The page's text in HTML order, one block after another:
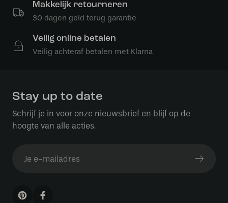
Makkelijk retourneren
30 dagen geld terug garantie
Veilig online betalen
Veilig achteraf betalen met Klarna
Stay up to date
Schrijf je in voor onze nieuwsbrief en blijf op de
hoogte van alle acties.